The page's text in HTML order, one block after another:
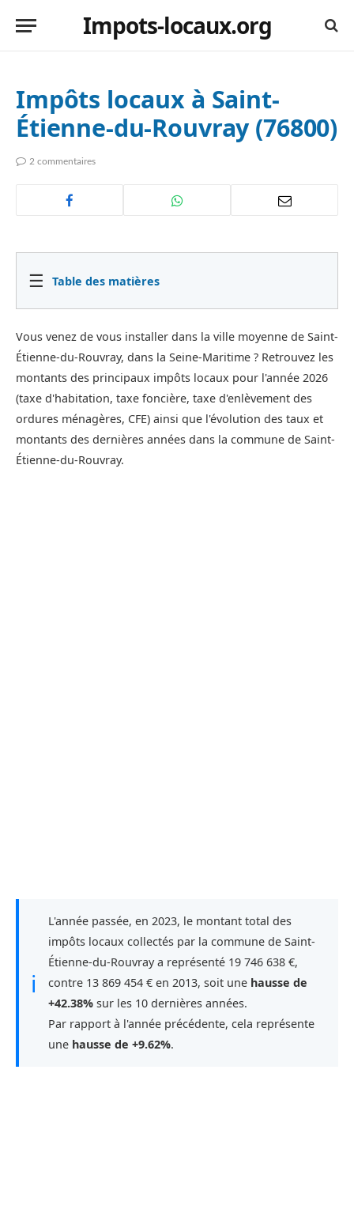
Impots-locaux.org
Impôts locaux à Saint-
Étienne-du-Rouvray (76800)
2 commentaires
☰ Table des matières
Vous venez de vous installer dans la ville moyenne de Saint-
Étienne-du-Rouvray, dans la Seine-Maritime ? Retrouvez les
montants des principaux impôts locaux pour l'année 2026
(taxe d'habitation, taxe foncière, taxe d'enlèvement des
ordures ménagères, CFE) ainsi que l'évolution des taux et
montants des dernières années dans la commune de Saint-
Étienne-du-Rouvray.
ℹ
L'année passée, en 2023, le montant total des
impôts locaux collectés par la commune de Saint-
Étienne-du-Rouvray a représenté 19 746 638 €,
contre 13 869 454 € en 2013, soit une hausse de
+42.38% sur les 10 dernières années.
Par rapport à l'année précédente, cela représente
une hausse de +9.62%.